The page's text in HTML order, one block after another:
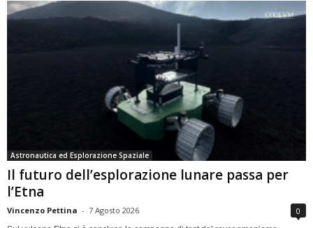
Astronautica ed Esplorazione Spaziale
Il futuro dell’esplorazione lunare passa per
l’Etna
Vincenzo Pettina - 7 Agosto 2026 0